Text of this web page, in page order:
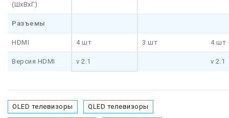
(ШхВхГ)
Разъемы
HDMI 4 шт 3 шт 4 шт
Версия HDMI v 2.1 v 2.1
OLED телевизоры QLED телевизоры